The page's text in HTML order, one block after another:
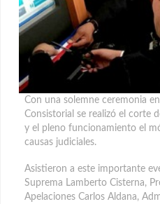
Con una solemne ceremonia
Consistorial se realizó el corte
y el pleno funcionamiento el
causas judiciales.
Asistieron a este importante
Suprema Lamberto Cisterna,
Apelaciones Carlos Aldana,